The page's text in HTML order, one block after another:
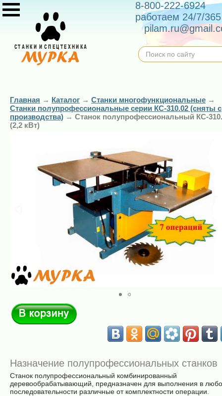
8-800-222-6924
работаем 24/7/365
Главная → Каталог → Станки многофункциональные →
Станки полупрофессиональные серии КС-310.02 (сняты с
производства) → Станок полупрофессиональный КС-
(2,2 кВт)
Назначение полупрофессиональных станков
Станок полупрофессиональный комбинированный
деревообрабатывающий, предназначен для выполнения в
последовательности различные от комплектности операции.